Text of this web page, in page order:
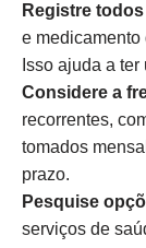
Registre
e medicamento
Isso ajuda a
Considere a
recorrentes,
tomados
prazo.
Pesquise
serviços de